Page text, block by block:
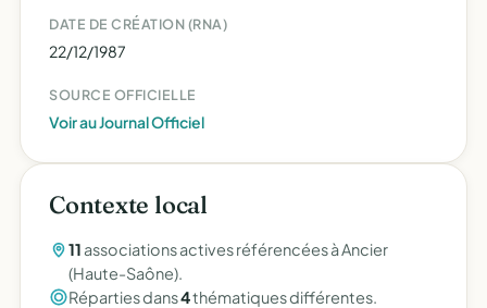
DATE DE CRÉATION (RNA)
22/12/1987
SOURCE OFFICIELLE
Voir au Journal Officiel
Contexte local
11 associations actives référencées à Ancier
(Haute-Saône).
Réparties dans4thématiques différentes.